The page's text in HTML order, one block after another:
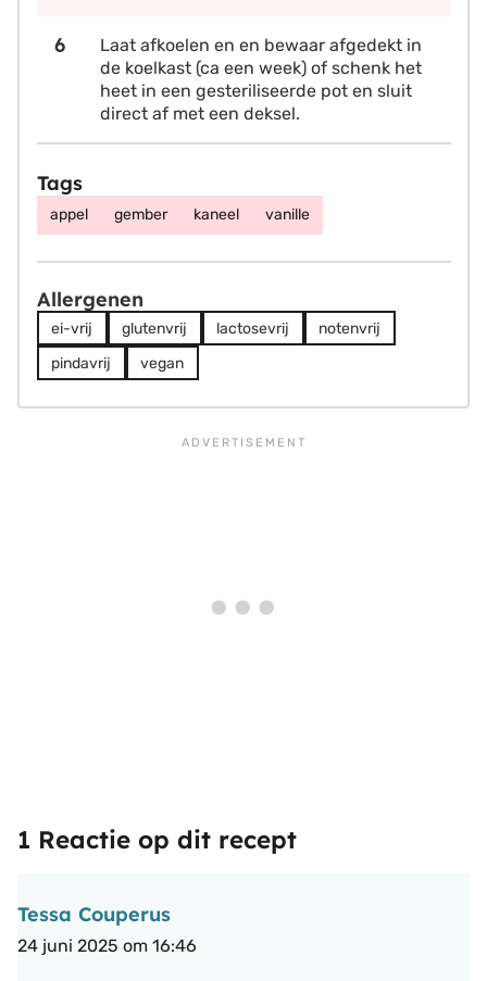
Laat afkoelen en en bewaar afgedekt in
de koelkast (ca een week) of schenk het
heet in een gesteriliseerde pot en sluit
direct af met een deksel.
Tags
appel gember kaneel vanille
Allergenen
ei-vrij glutenvrij lactosevrij
notenvrij
pindavrij
vegan
1 Reactie op dit recept
Tessa Couperus
24 juni 2025 om 16:46